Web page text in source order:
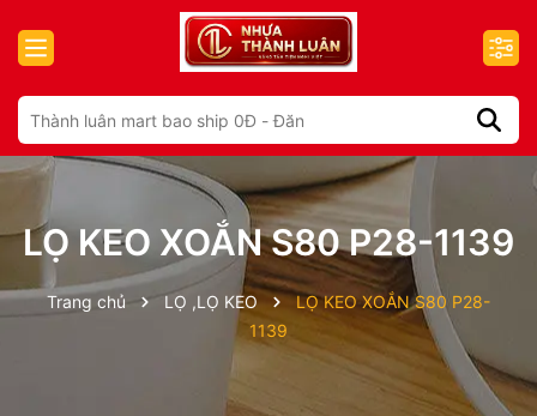
LỌ KEO XOẮN S80 P28-1139
Trang chủ LỌ ,LỌ KEO
LỌ KEO XOẮN S80 P28-
1139